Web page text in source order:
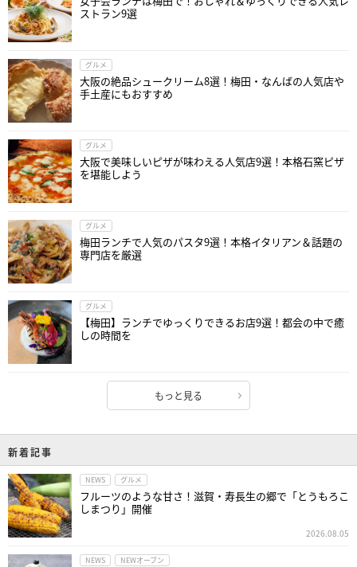
ストラン9選
グルメ
大阪の絶品シュークリーム8選！梅田・なんばの人気店や
手土産にもおすすめ
グルメ
大阪で美味しいピザが味わえる人気店9選！本格石窯ピザ
を堪能しよう
グルメ
梅田ランチで人気のパスタ9選！本格イタリアン＆話題の
専門店を厳選
グルメ
【梅田】ランチでゆっくりできるお店9選！都会の中で癒
しの時間を
もっと見る
新着記事
NEWS グルメ
フルーツのような甘さ！滋賀・寿長生の郷で「とうもろこ
しまつり」開催
2026.08.05
NEWS NEWオープン